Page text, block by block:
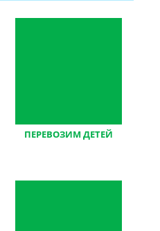
ПЕРЕВОЗИМ ДЕТЕЙ